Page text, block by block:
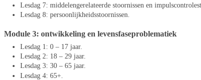
Lesdag 7: middelengerelateerde stoornissen en
Lesdag 8: persoonlijkheidsstoornissen.
Module 3: ontwikkeling en levensfaseproblematiek
Lesdag 1: 0 – 17 jaar.
Lesdag 2: 18 – 29 jaar.
Lesdag 3: 30 – 65 jaar.
Lesdag 4: 65+.